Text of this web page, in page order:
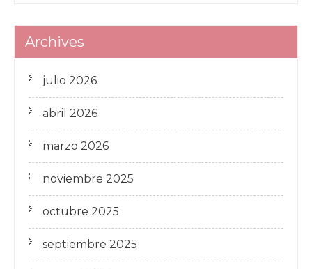
Archives
julio 2026
abril 2026
marzo 2026
noviembre 2025
octubre 2025
septiembre 2025